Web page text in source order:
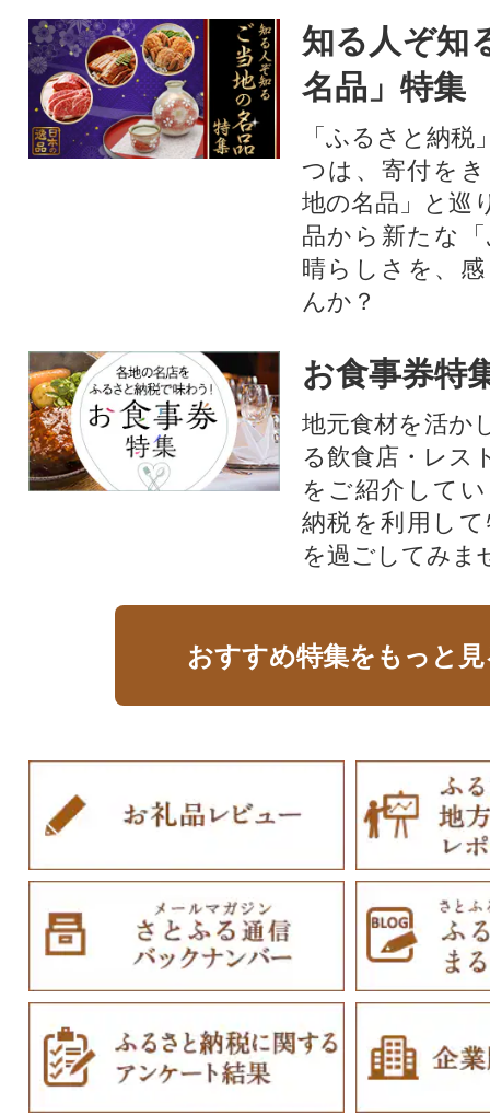
知る人ぞ知
名品」特集
「ふるさと納
つは、寄付を
地の名品」と巡
品から新たな
晴らしさを、
んか？
お食事券特
地元食材を活か
る飲食店・レス
をご紹介して
納税を利用し
を過ごしてみま
おすすめ特集をもっと